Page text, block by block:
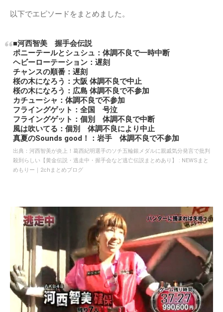
以下でエピソードをまとめました。
■河西智美 握手会伝説
ポニーテールとシュシュ：体調不良で一時中断
ヘビーローテーション：遅刻
チャンスの順番：遅刻
桜の木になろう：大阪 体調不良で中止
桜の木になろう：広島 体調不良で不参加
カチューシャ：体調不良で不参加
フライングゲット：全国 号泣
フライングゲット：個別 体調不良で中断
風は吹いてる：個別 体調不良により中止
真夏のSounds good！：岩手 体調不良で不参加
出典： 河西智美が炎上！葛西紀明選手のソチ五輪銀メダルに親戚気分発言で批判
殺到らしい【黄金伝説・逃走中・握手会など逃亡伝説まとめあり】 : NEWSまと
めもりー｜2chまとめブログ